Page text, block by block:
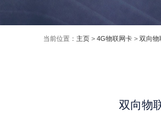
当前位置： 主页 > 4G物联网卡 > 双向物
双向物